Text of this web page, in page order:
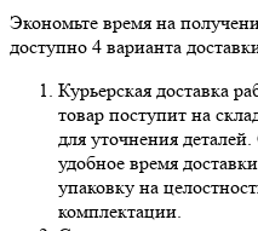
Экономьте время на
доступно 4 варианта
Курьерская доставка
товар поступит на
для уточнения
удобное время
упаковку на
комплектации.